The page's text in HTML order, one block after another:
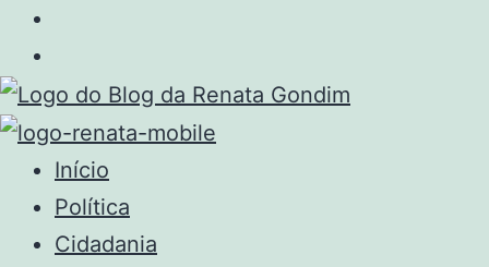
Início
Política
Cidadania